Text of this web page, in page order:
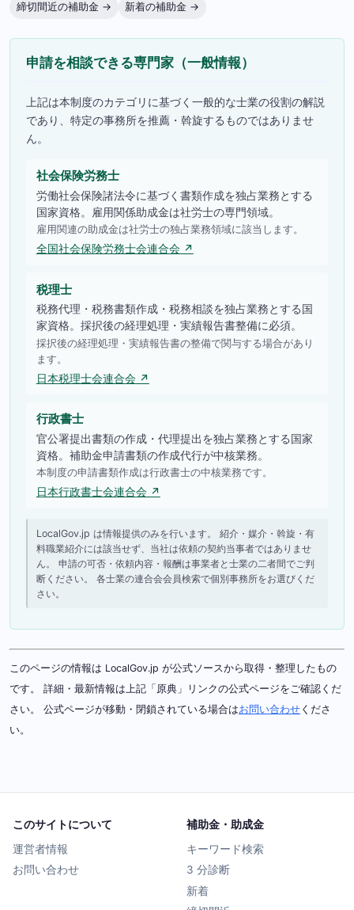
締切間近の補助金 →
新着の補助金 →
申請を相談できる専門家（一般情報）
上記は本制度のカテゴリに基づく一般的な士業の役割の解説
であり、特定の事務所を推薦・斡旋するものではありませ
ん。
社会保険労務士
労働社会保険諸法令に基づく書類作成を独占業務とする
国家資格。雇用関係助成金は社労士の専門領域。
雇用関連の助成金は社労士の独占業務領域に該当します。
全国社会保険労務士会連合会 ↗
税理士
税務代理・税務書類作成・税務相談を独占業務とする国
家資格。採択後の経理処理・実績報告書整備に必須。
採択後の経理処理・実績報告書の整備で関与する場合があり
ます。
日本税理士会連合会 ↗
行政書士
官公署提出書類の作成・代理提出を独占業務とする国家
資格。補助金申請書類の作成代行が中核業務。
本制度の申請書類作成は行政書士の中核業務です。
日本行政書士会連合会 ↗
LocalGov.jp は情報提供のみを行います。 紹介・媒介・斡旋・有
料職業紹介には該当せず、当社は依頼の契約当事者ではありませ
ん。 申請の可否・依頼内容・報酬は事業者と士業の二者間でご判
断ください。 各士業の連合会会員検索で個別事務所をお選びくだ
さい。
このページの情報は LocalGov.jp が公式ソースから取得・整理したもの
です。 詳細・最新情報は上記「原典」リンクの公式ページをご確認くだ
さい。 公式ページが移動・閉鎖されている場合はお問い合わせ くださ
い。
このサイトについて
運営者情報
お問い合わせ
補助金・助成金
キーワード検索
3 分診断
新着